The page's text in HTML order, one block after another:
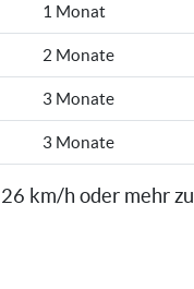
1 Monat
2 Monate
3 Monate
3 Monate
km/h oder mehr